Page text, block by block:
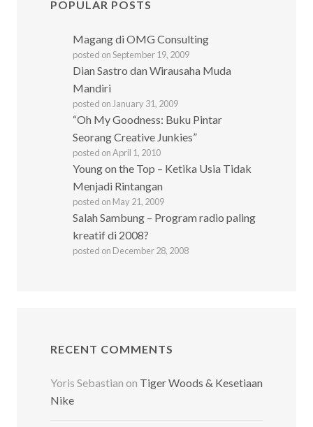
POPULAR POSTS
Magang di OMG Consulting
posted on September 19, 2009
Dian Sastro dan Wirausaha Muda
Mandiri
posted on January 31, 2009
“Oh My Goodness: Buku Pintar
Seorang Creative Junkies”
posted on April 1, 2010
Young on the Top – Ketika Usia Tidak
Menjadi Rintangan
posted on May 21, 2009
Salah Sambung – Program radio paling
kreatif di 2008?
posted on December 28, 2008
RECENT COMMENTS
Yoris Sebastian on Tiger Woods & Kesetiaan
Nike